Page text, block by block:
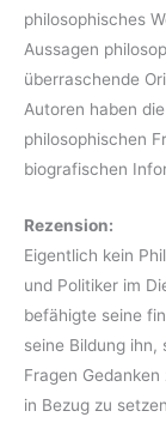
philosophisches
Aussagen
überraschende
Autoren haben
philosophischen
biografischen
Rezension:
Eigentlich kein
und Politiker im
befähigte seine
seine Bildung
Fragen
in Bezug zu